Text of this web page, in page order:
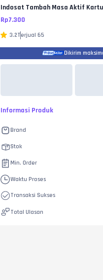
Indosat Tambah Masa Aktif
Rp7.300
3.2Terjual 65
Dikirim
Informasi Produk
Brand
Stok
Min. Order
Waktu Proses
Transaksi Sukses
Total Ulasan